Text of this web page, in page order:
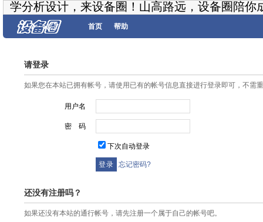
学分析设计，来设备圈！山高路远，设备圈陪你
首页 帮助
请登录
如果您在本站已拥有帐号，请使用已有的帐号信息直接进行登录即可，不需
用户名
密 码
下次自动登录
忘记密码?
还没有注册吗？
如果还没有本站的通行帐号，请先注册一个属于自己的帐号吧。